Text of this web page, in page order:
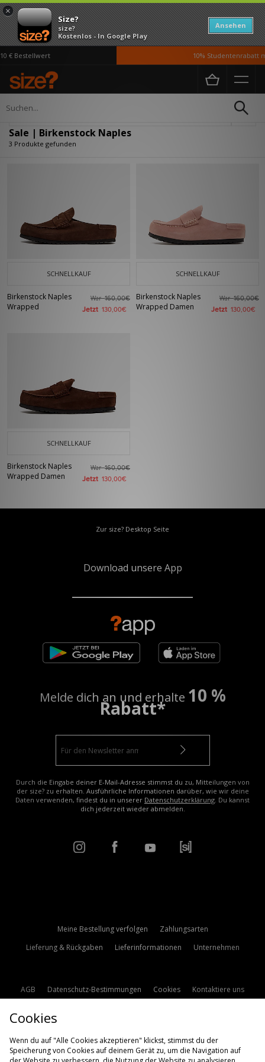
×
Size?
size?
Kostenlos - In Google Play
Ansehen
€ Bestellwert 10% Studentenrabatt
Home Sale | Birkenstock Naples
Sale | Birkenstock Naples
3 Produkte gefunden
SCHNELLKAUF
Birkenstock Naples
Wrapped
War160,00€
Jetzt 130,00€
SCHNELLKAUF
Birkenstock Naples
Wrapped Damen
War160,00€
Jetzt 130,00€
SCHNELLKAUF
Birkenstock Naples
Wrapped Damen
War160,00€
Jetzt 130,00€
Zur size? Desktop Seite
Download unsere App
Melde dich an und erhalte 10 %
Rabatt*
Durch die Eingabe deiner E-Mail-Adresse stimmst du zu, Mitteilungen von
der size? zu erhalten. Ausführliche Informationen darüber, wie wir deine
Daten verwenden, findest du in unserer Datenschutzerklärung. Du kannst
dich jederzeit wieder abmelden.
Meine Bestellung verfolgen
Zahlungsarten
Lieferung & Rückgaben
Lieferinformationen Unternehmen
AGB Datenschutz-Bestimmungen Cookies
Kontaktiere uns
Cookies
Wenn du auf "Alle Cookies akzeptieren" klickst, stimmst du der
Speicherung von Cookies auf deinem Gerät zu, um die Navigation auf